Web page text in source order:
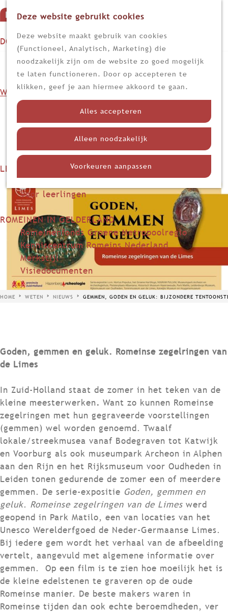
Deze website gebruikt cookies
Deze website maakt gebruik van cookies
(Functioneel, Analytisch, Marketing) die
noodzakelijk zijn om de website zo goed mogelijk
te laten functioneren. Door op accepteren te
klikken, geef je aan hiermee akkoord te gaan.
Alles accepteren
Alleen noodzakelijk
Voorkeuren aanpassen
G
n
d
p
e
n
u
Z
o
e
k
e
n
DOEN
Op stap
Kijk, lees en luister
WETEN
Nederland in de Romeinse tijd
Themadossiers
LEREN
Voor docenten
Voor leerlingen
ROMEINEN IN GELDERLAND
Romeinenfonds Groene Metropoolregio
Kenniscentrum Romeins Nederland
Merkstijl
Visiedocumenten
HOME WETEN NIEUWS GEMMEN, GODEN EN GELUK: BIJZONDERE
Gemmen, goden en geluk:
bijzondere tentoonstelling
geopend
29 mei 2024 | Redactie
Goden, gemmen en geluk. Romeinse zegelringen van
de Limes
In Zuid-Holland staat de zomer in het teken van de
kleine meesterwerken. Want zo kunnen Romeinse
zegelringen met hun gegraveerde voorstellingen
(gemmen) wel worden genoemd. Twaalf
lokale/streekmusea vanaf Bodegraven tot Katwijk
en Voorburg als ook museumpark Archeon in Alphen
aan den Rijn en het Rijksmuseum voor Oudheden in
Leiden tonen gedurende de zomer een of meerdere
gemmen. De serie-expositie Goden, gemmen en
geluk. Romeinse zegelringen van de Limes werd
geopend in Park Matilo, een van locaties van het
Unesco Werelderfgoed de Neder-Germaanse Limes.
Bij iedere gem wordt het verhaal van de afbeelding
vertelt, aangevuld met algemene informatie over
gemmen. Op een film is te zien hoe moeilijk het is
de kleine edelstenen te graveren op de oude
Romeinse manier. De beste makers waren in
Romeinse tijden dan ook echte beroemdheden, ver